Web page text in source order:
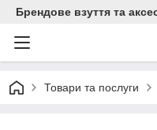
Брендове взуття та
Товари та послуги